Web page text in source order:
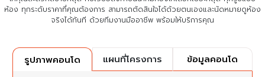
ห้อง ทุกระดับราคาที่คุณต้องการ สามารถตัดสินใจได้ด้วยตนเองและนัดหมายดูห้อง
จริงได้ทันที ด้วยทีมงานมืออาชีพ พร้อมให้บริการคุณ
รูปภาพคอนโด แผนที่โครงการ ข้อมูลคอนโด